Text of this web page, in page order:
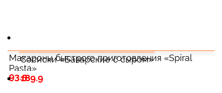
Сосиски «Баварские с сыром»
189.9
Макароны быстрого приготовления «Spiral
Pasta»
93.5